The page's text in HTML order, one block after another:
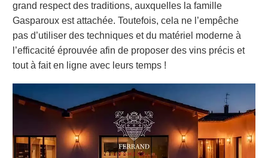
grand respect des traditions, auxquelles la famille
Gasparoux est attachée. Toutefois, cela ne l’empêche
pas d’utiliser des techniques et du matériel moderne à
l’efficacité éprouvée afin de proposer des vins précis et
tout à fait en ligne avec leurs temps !